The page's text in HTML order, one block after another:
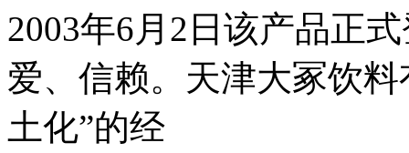
2003年6月2日该产品正
爱、信赖。天津大冢饮
土化”的经